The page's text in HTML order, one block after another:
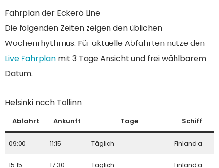
Fahrplan der Eckerö Line
Die folgenden Zeiten zeigen den üblichen
Wochenrhythmus. Für aktuelle Abfahrten nutze den
Live Fahrplan mit 3 Tage Ansicht und frei wählbarem
Datum.
Helsinki nach Tallinn
Abfahrt Ankunft Tage Schiff
09:00 11:15 Täglich Finlandia
15:15 17:30 Täglich Finlandia